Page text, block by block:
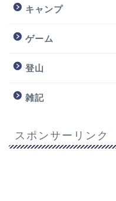
キャンプ
ゲーム
登山
雑記
スポンサーリンク